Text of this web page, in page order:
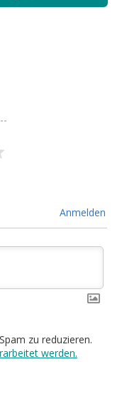
Anmelden
zu reduzieren.
werden.